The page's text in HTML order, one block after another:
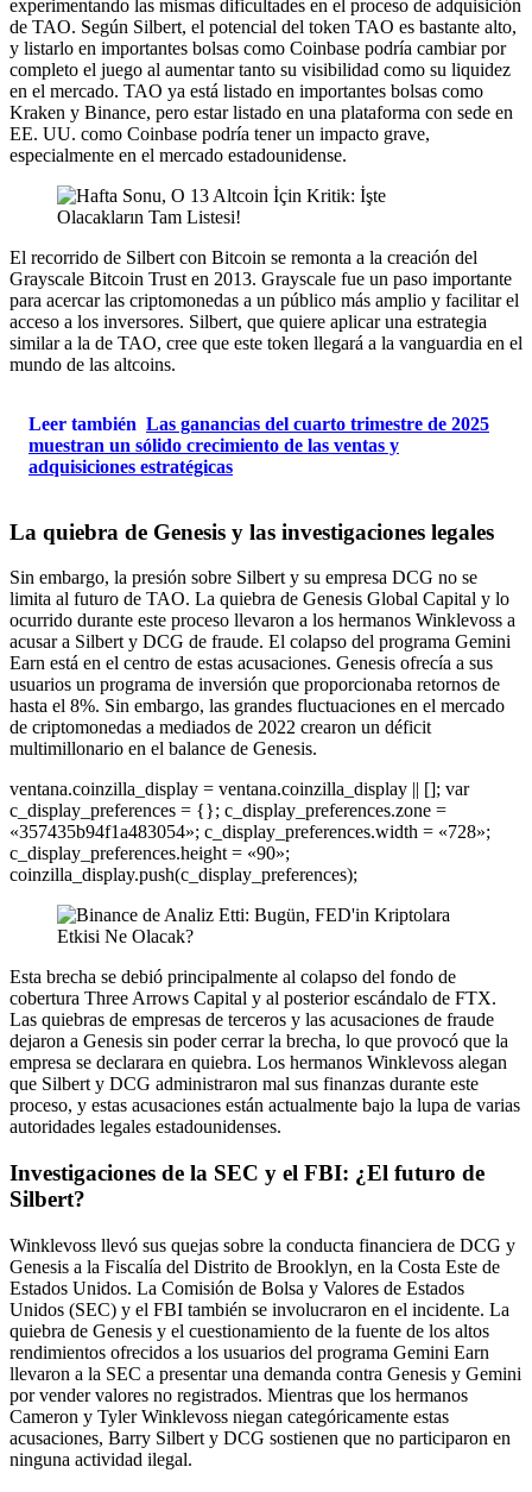
experimentando las mismas dificultades en el proceso de adquisición
de TAO. Según Silbert, el potencial del token TAO es bastante alto,
y listarlo en importantes bolsas como Coinbase podría cambiar por
completo el juego al aumentar tanto su visibilidad como su liquidez
en el mercado. TAO ya está listado en importantes bolsas como
Kraken y Binance, pero estar listado en una plataforma con sede en
EE. UU. como Coinbase podría tener un impacto grave,
especialmente en el mercado estadounidense.
El recorrido de Silbert con Bitcoin se remonta a la creación del
Grayscale Bitcoin Trust en 2013. Grayscale fue un paso importante
para acercar las criptomonedas a un público más amplio y facilitar el
acceso a los inversores. Silbert, que quiere aplicar una estrategia
similar a la de TAO, cree que este token llegará a la vanguardia en el
mundo de las altcoins.
Leer también Las ganancias del cuarto trimestre de 2025
muestran un sólido crecimiento de las ventas y
adquisiciones estratégicas
La quiebra de Genesis y las investigaciones legales
Sin embargo, la presión sobre Silbert y su empresa DCG no se
limita al futuro de TAO. La quiebra de Genesis Global Capital y lo
ocurrido durante este proceso llevaron a los hermanos Winklevoss a
acusar a Silbert y DCG de fraude. El colapso del programa Gemini
Earn está en el centro de estas acusaciones. Genesis ofrecía a sus
usuarios un programa de inversión que proporcionaba retornos de
hasta el 8%. Sin embargo, las grandes fluctuaciones en el mercado
de criptomonedas a mediados de 2022 crearon un déficit
multimillonario en el balance de Genesis.
ventana.coinzilla_display = ventana.coinzilla_display || []; var
c_display_preferences = {}; c_display_preferences.zone =
«357435b94f1a483054»; c_display_preferences.width = «728»;
c_display_preferences.height = «90»;
coinzilla_display.push(c_display_preferences);
Esta brecha se debió principalmente al colapso del fondo de
cobertura Three Arrows Capital y al posterior escándalo de FTX.
Las quiebras de empresas de terceros y las acusaciones de fraude
dejaron a Genesis sin poder cerrar la brecha, lo que provocó que la
empresa se declarara en quiebra. Los hermanos Winklevoss alegan
que Silbert y DCG administraron mal sus finanzas durante este
proceso, y estas acusaciones están actualmente bajo la lupa de varias
autoridades legales estadounidenses.
Investigaciones de la SEC y el FBI: ¿El futuro de
Silbert?
Winklevoss llevó sus quejas sobre la conducta financiera de DCG y
Genesis a la Fiscalía del Distrito de Brooklyn, en la Costa Este de
Estados Unidos. La Comisión de Bolsa y Valores de Estados
Unidos (SEC) y el FBI también se involucraron en el incidente. La
quiebra de Genesis y el cuestionamiento de la fuente de los altos
rendimientos ofrecidos a los usuarios del programa Gemini Earn
llevaron a la SEC a presentar una demanda contra Genesis y Gemini
por vender valores no registrados. Mientras que los hermanos
Cameron y Tyler Winklevoss niegan categóricamente estas
acusaciones, Barry Silbert y DCG sostienen que no participaron en
ninguna actividad ilegal.